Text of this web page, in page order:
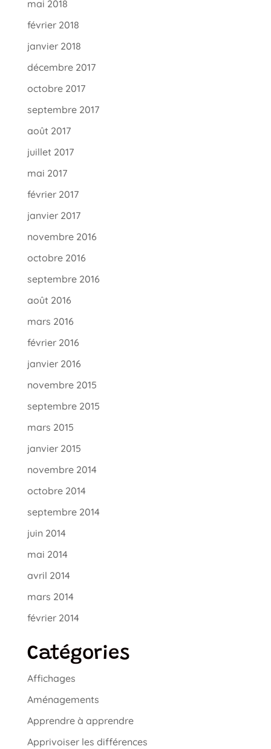
mai 2018
février 2018
janvier 2018
décembre 2017
octobre 2017
septembre 2017
août 2017
juillet 2017
mai 2017
février 2017
janvier 2017
novembre 2016
octobre 2016
septembre 2016
août 2016
mars 2016
février 2016
janvier 2016
novembre 2015
septembre 2015
mars 2015
janvier 2015
novembre 2014
octobre 2014
septembre 2014
juin 2014
mai 2014
avril 2014
mars 2014
février 2014
Catégories
Affichages
Aménagements
Apprendre à apprendre
Apprivoiser les différences